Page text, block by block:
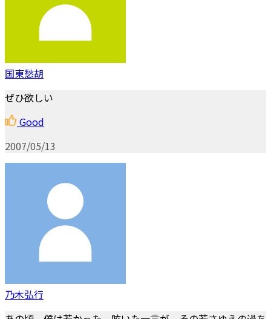
国東愁胡
ぜひ欲しい
Good
2007/05/13
乃木弘行